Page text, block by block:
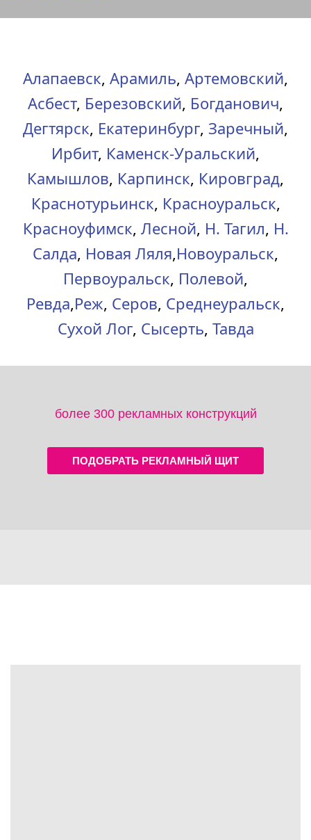
Алапаевск, Арамиль, Артемовский,
Асбест, Березовский, Богданович,
Дегтярск, Екатеринбург, Заречный,
Ирбит, Каменск-Уральский,
Камышлов, Карпинск, Кировград,
Краснотурьинск, Красноуральск,
Красноуфимск, Лесной, Н. Тагил, Н.
Салда, Новая Ляля,Новоуральск,
Первоуральск, Полевой,
Ревда,Реж, Серов, Среднеуральск,
Сухой Лог, Сысерть, Тавда
более 300 рекламных конструкций
ПОДОБРАТЬ РЕКЛАМНЫЙ ЩИТ